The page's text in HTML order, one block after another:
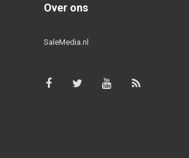
Over ons
SaleMedia.nl